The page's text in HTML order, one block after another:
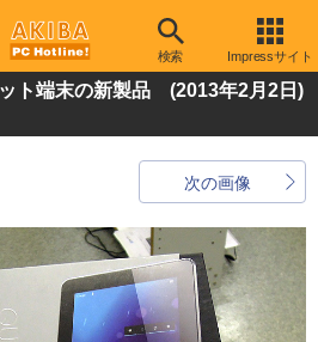
検索 Impressサイト
ト端末の新製品 (2013年2月2日)
次の画像